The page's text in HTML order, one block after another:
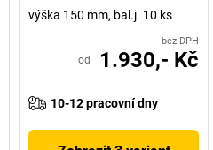
výška 150 mm, bal.j. 10 ks
bez DPH
od 1.930,- Kč
10-12 pracovní dny